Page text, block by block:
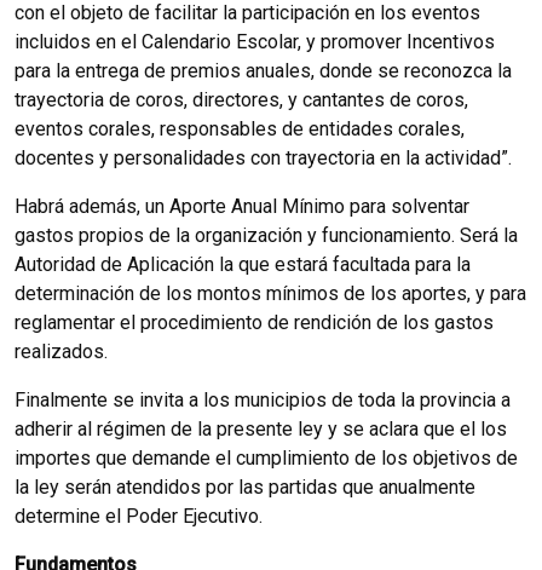
con el objeto de facilitar la participación en los eventos
incluidos en el Calendario Escolar, y promover Incentivos
para la entrega de premios anuales, donde se reconozca la
trayectoria de coros, directores, y cantantes de coros,
eventos corales, responsables de entidades corales,
docentes y personalidades con trayectoria en la actividad”.
Habrá además, un Aporte Anual Mínimo para solventar
gastos propios de la organización y funcionamiento. Será la
Autoridad de Aplicación la que estará facultada para la
determinación de los montos mínimos de los aportes, y para
reglamentar el procedimiento de rendición de los gastos
realizados.
Finalmente se invita a los municipios de toda la provincia a
adherir al régimen de la presente ley y se aclara que el los
importes que demande el cumplimiento de los objetivos de
la ley serán atendidos por las partidas que anualmente
determine el Poder Ejecutivo.
Fundamentos